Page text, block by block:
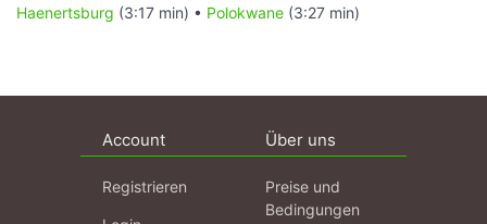
Haenertsburg (3:17 min) • Polokwane (3:27 min)
Account
Registrieren
Über uns
Preise und
Bedingungen